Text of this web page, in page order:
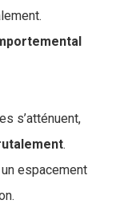
s’atténuent,
.
espacement